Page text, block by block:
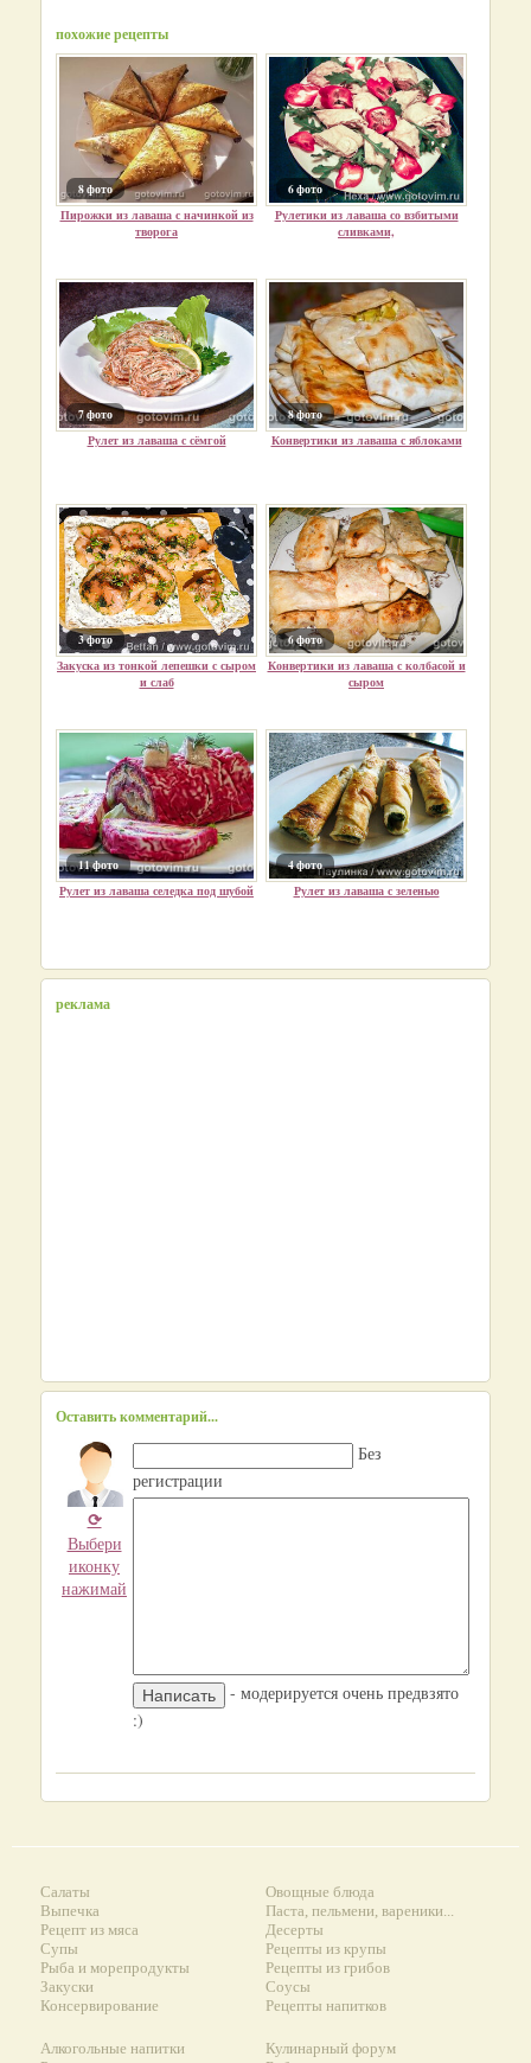
похожие рецепты
8 фото
Пирожки из лаваша с начинкой из
творога
6 фото
Рулетики из лаваша со взбитыми
сливками,
7 фото
Рулет из лаваша с сёмгой
8 фото
Конвертики из лаваша с яблоками
3 фото
Закуска из тонкой лепешки с сыром
и слаб
6 фото
Конвертики из лаваша с колбасой и
сыром
11 фото
Рулет из лаваша селедка под шубой
4 фото
Рулет из лаваша с зеленью
реклама
Оставить комментарий...
⟳
Выбери
иконку
нажимай
Без
регистрации
- модерируется очень предвзято
:)
Салаты
Выпечка
Рецепт из мяса
Супы
Рыба и морепродукты
Закуски
Консервирование
Овощные блюда
Паста, пельмени, вареники...
Десерты
Рецепты из крупы
Рецепты из грибов
Соусы
Рецепты напитков
Алкогольные напитки
Кулинарный форум